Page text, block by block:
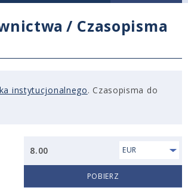
/ Czasopisma
instytucjonalnego. Czasopisma do
8.00 EUR
POBIERZ